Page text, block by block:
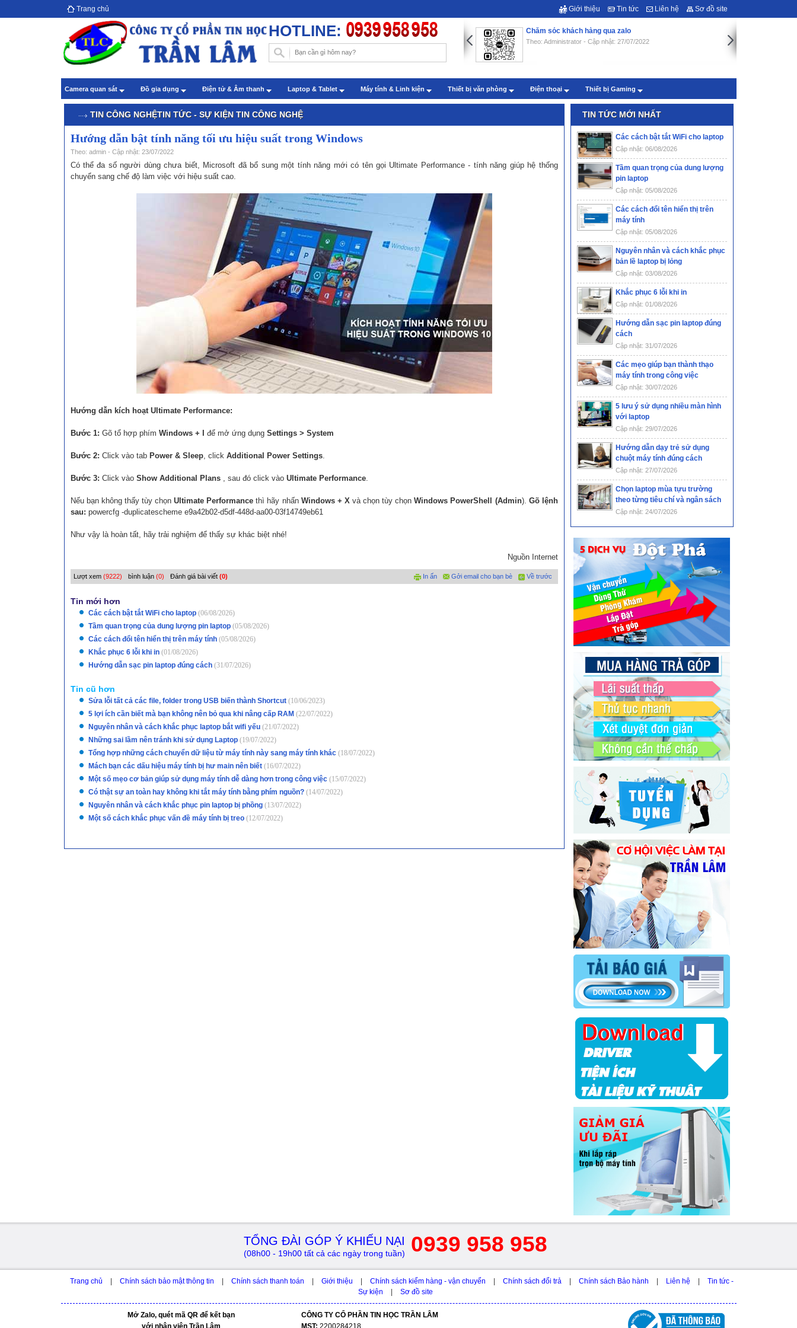
Trang chủ Giới thiệu Tin tức Liên hệ Sơ đồ site
HOTLINE:
Hướng dẫn chèn hình nền trong Word với những thao tác đơn
giản
Theo: Administrator - Cập nhật: 22/07/2019
Chăm sóc khách hàng qua zalo
Theo: Administrator - Cập nhật: 27/07/2022
Chăm sóc khách hàng qua zalo
Theo: Administrator - Cập nhật: 27/07/2022
Camera quan sát Đồ gia dụng Điện tử & Âm thanh Laptop & Tablet Máy tính & Linh kiện Thiết bị văn phòng Điện thoại Thiết bị Gaming
TIN CÔNG NGHỆTIN TỨC - SỰ KIỆN TIN CÔNG NGHỆ
Hướng dẫn bật tính năng tối ưu hiệu suất trong Windows
Theo: admin - Cập nhật: 23/07/2022
Có thể đa số người dùng chưa biết, Microsoft đã bổ sung một tính năng mới có tên gọi Ultimate Performance - tính năng giúp hệ thống
chuyển sang chế độ làm việc với hiệu suất cao.
Hướng dẫn kích hoạt Ultimate Performance:
Bước 1: Gõ tổ hợp phím Windows + I để mở ứng dụng Settings > System
Bước 2: Click vào tab Power & Sleep, click Additional Power Settings.
Bước 3: Click vào Show Additional Plans, sau đó click vàoUltimate Performance.
Nếu bạn không thấy tùy chọnUltimate Performance thì hãy nhấn Windows + Xvà chọn tùy chọnWindows PowerShell (Admin). Gõ lệnh
sau: powercfg -duplicatescheme e9a42b02-d5df-448d-aa00-03f14749eb61
Như vậy là hoàn tất, hãy trải nghiệm để thấy sự khác biệt nhé!
Nguồn Internet
Lượt xem (9222) bình luận (0) Đánh giá bài viết(0) Về trước
Gởi email cho bạn bè
In ấn
Tin mới hơn
Các cách bật tắt WiFi cho laptop (06/08/2026)
Tầm quan trọng của dung lượng pin laptop (05/08/2026)
Các cách đổi tên hiển thị trên máy tính (05/08/2026)
Khắc phục 6 lỗi khi in (01/08/2026)
Hướng dẫn sạc pin laptop đúng cách (31/07/2026)
Tin cũ hơn
Sửa lỗi tất cả các file, folder trong USB biến thành Shortcut (10/06/2023)
5 lợi ích cần biết mà bạn không nên bỏ qua khi nâng cấp RAM (22/07/2022)
Nguyên nhân và cách khắc phục laptop bắt wifi yếu (21/07/2022)
Những sai lầm nên tránh khi sử dụng Laptop (19/07/2022)
Tổng hợp những cách chuyển dữ liệu từ máy tính này sang máy tính khác (18/07/2022)
Mách bạn các dấu hiệu máy tính bị hư main nên biết (16/07/2022)
Một số mẹo cơ bản giúp sử dụng máy tính dễ dàng hơn trong công việc (15/07/2022)
Có thật sự an toàn hay không khi tắt máy tính bằng phím nguồn? (14/07/2022)
Nguyên nhân và cách khắc phục pin laptop bị phồng (13/07/2022)
Một số cách khắc phục vấn đề máy tính bị treo (12/07/2022)
TIN TỨC MỚI NHẤT
Các cách bật tắt WiFi cho laptop
Cập nhật: 06/08/2026
Tầm quan trọng của dung lượng
pin laptop
Cập nhật: 05/08/2026
Các cách đổi tên hiển thị trên
máy tính
Cập nhật: 05/08/2026
Nguyên nhân và cách khắc phục
bản lề laptop bị lỏng
Cập nhật: 03/08/2026
Khắc phục 6 lỗi khi in
Cập nhật: 01/08/2026
Hướng dẫn sạc pin laptop đúng
cách
Cập nhật: 31/07/2026
Các mẹo giúp bạn thành thạo
máy tính trong công việc
Cập nhật: 30/07/2026
5 lưu ý sử dụng nhiều màn hình
với laptop
Cập nhật: 29/07/2026
Hướng dẫn dạy trẻ sử dụng
chuột máy tính đúng cách
Cập nhật: 27/07/2026
Chọn laptop mùa tựu trường
theo từng tiêu chí và ngân sách
Cập nhật: 24/07/2026
TỔNG ĐÀI GÓP Ý KHIẾU NẠI
(08h00 - 19h00 tất cả các ngày trong tuần) 0939 958 958
Trang chủ Chính sách bảo mật thông tin Chính sách thanh toán Giới thiệu Chính sách kiểm hàng - vận chuyển Chính sách đổi trả Chính sách Bảo hành Liên hệ
Tin tức -
Sự kiện
Sơ đồ site
Mở Zalo, quét mã QR để kết bạn
CÔNG TY CỔ PHẦN TIN HỌC TRẦN LÂM